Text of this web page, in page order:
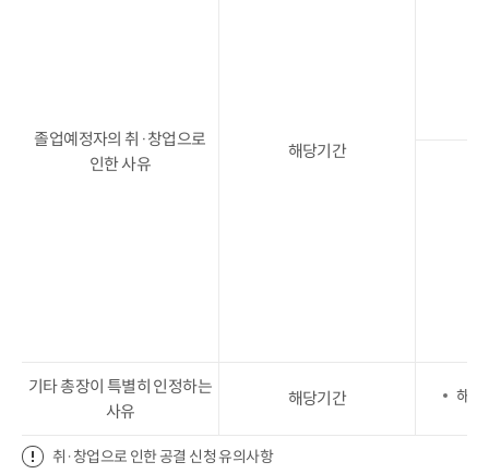
졸업예정자의 취·창업으로
인한 사유
해당기간
기타 총장이 특별히 인정하는
사유
해당기간 해당
취·창업으로 인한 공결 신청 유의사항